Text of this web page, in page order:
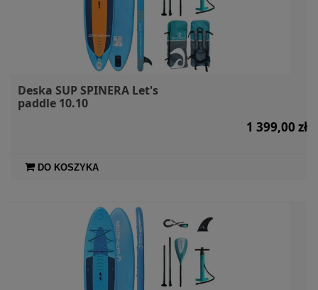
Deska SUP SPINERA Let's
paddle 10.10
1 399,00 zł
DO KOSZYKA